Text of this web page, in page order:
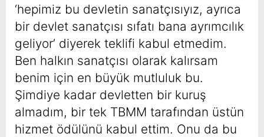
‘hepimiz bu devletin sanatçısıyız, ayrıca
bir devlet sanatçısı sıfatı bana ayrımcılık
geliyor’ diyerek teklifi kabul etmedim.
Ben halkın sanatçısı olarak kalırsam
benim için en büyük mutluluk bu.
Şimdiye kadar devletten bir kuruş
almadım, bir tek TBMM tarafından üstün
hizmet ödülünü kabul ettim. Onu da bu